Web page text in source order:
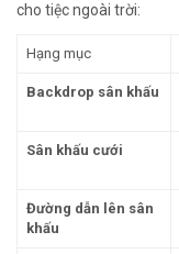
cho tiệc ngoài trời:
Hạng mục
Backdrop sân khấu
Sân khấu cưới
Đường dẫn lên sân
khấu